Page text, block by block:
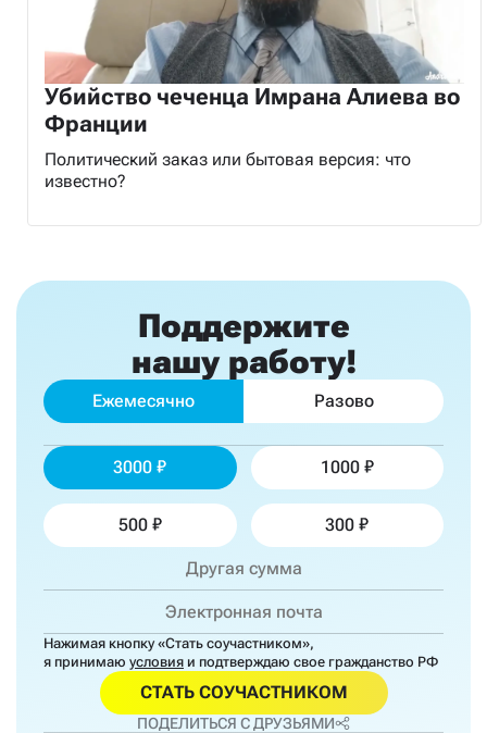
Убийство чеченца Имрана Алиева во
Франции
Политический заказ или бытовая версия: что
известно?
Поддержите
нашу работу!
Ежемесячно Разово
3000 1000
500 300
Нажимая кнопку «Стать соучастником»,
я принимаю условия и подтверждаю свое гражданство РФ
СТАТЬ СОУЧАСТНИКОМ
ПОДЕЛИТЬСЯ С ДРУЗЬЯМИ